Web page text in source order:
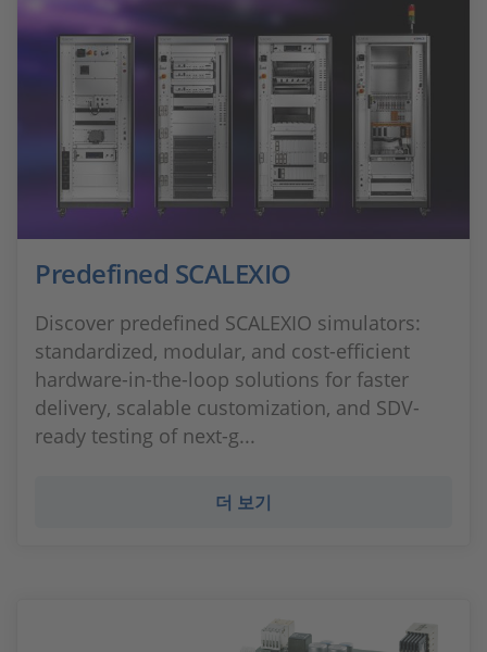
Predefined SCALEXIO
Discover predefined SCALEXIO simulators:
standardized, modular, and cost-efficient
hardware-in-the-loop solutions for faster
delivery, scalable customization, and SDV-
ready testing of next-g...
더 보기